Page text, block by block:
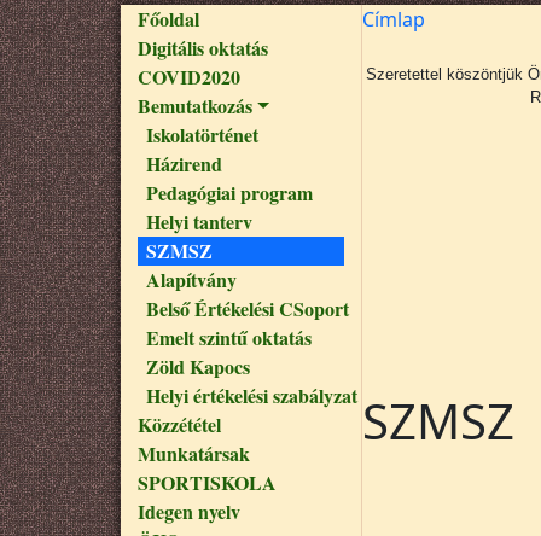
Fő navigáció
Főoldal
Digitális oktatás
COVID2020
Bemutatkozás
Iskolatörténet
Házirend
Pedagógiai program
Helyi tanterv
SZMSZ
Alapítvány
Belső Értékelési CSoport
Emelt szintű oktatás
Zöld Kapocs
Helyi értékelési szabályzat
Közzététel
Munkatársak
SPORTISKOLA
Idegen nyelv
Címlap
Szeretettel köszöntjük
SZMSZ